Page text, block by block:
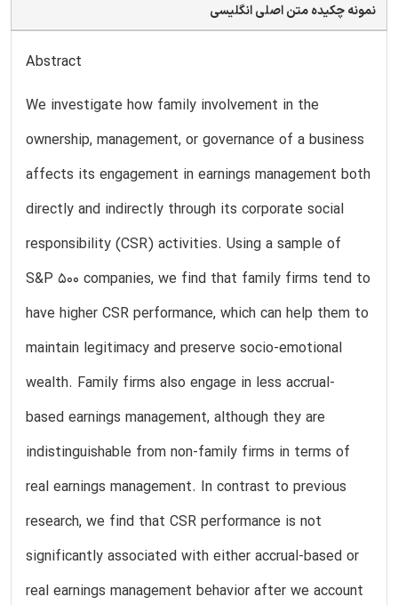
نمونه چکیده متن اصلی انگلیسی
Abstract
We investigate how family involvement in the
ownership, management, or governance of a business
affects its engagement in earnings management both
directly and indirectly through its corporate social
responsibility (CSR) activities. Using a sample of
S&P 500 companies, we find that family firms tend to
have higher CSR performance, which can help them to
maintain legitimacy and preserve socio-emotional
wealth. Family firms also engage in less accrual-
based earnings management, although they are
indistinguishable from non-family firms in terms of
real earnings management. In contrast to previous
research, we find that CSR performance is not
significantly associated with either accrual-based or
real earnings management behavior after we account